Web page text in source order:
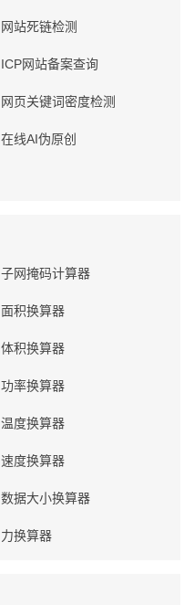
网站死链检测
ICP网站备案查询
网页关键词密度检测
在线AI伪原创
子网掩码计算器
面积换算器
体积换算器
功率换算器
温度换算器
速度换算器
数据大小换算器
力换算器